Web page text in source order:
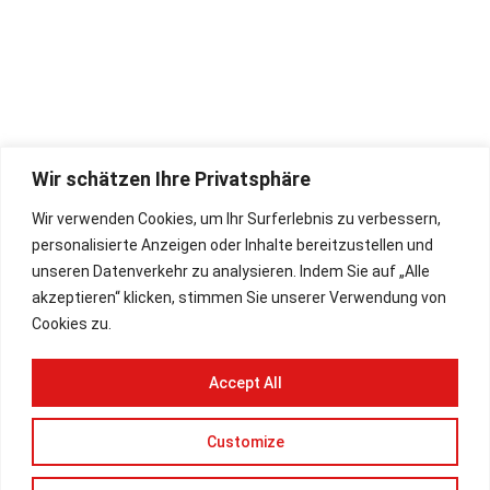
Wir schätzen Ihre Privatsphäre
Wir verwenden Cookies, um Ihr Surferlebnis zu verbessern,
personalisierte Anzeigen oder Inhalte bereitzustellen und
unseren Datenverkehr zu analysieren. Indem Sie auf „Alle
akzeptieren“ klicken, stimmen Sie unserer Verwendung von
Cookies zu.
Customize
Accept All
English
AGB
Lieferbedingungen
Datenschutz
Paypal Plus
Vorkasse